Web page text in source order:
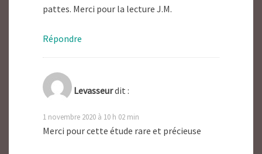
pattes. Merci pour la lecture J.M.
Répondre
Levasseurdit :
1 novembre 2020 à 10 h 02 min
Merci pour cette étude rare et précieuse